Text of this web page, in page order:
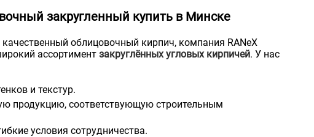
закругленный купить в Минске
качественный облицовочный кирпич, компания RANeX
ассортимент закруглённых угловых кирпичей. У нас
и текстур.
продукцию, соответствующую строительным
условия сотрудничества.